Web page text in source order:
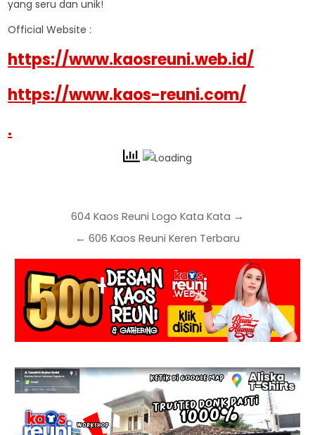
yang seru dan unik!
Official Website :
https://www.kaosreuni.web.id/
https://www.kaos-reuni.com/
.
604 Kaos Reuni Logo Kata Kata →
← 606 Kaos Reuni Keren Terbaru